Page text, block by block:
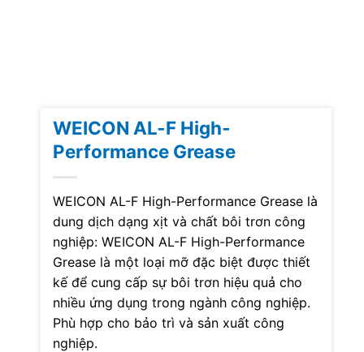
WEICON AL-F High-
Performance Grease
WEICON AL-F High-Performance Grease là
dung dịch dạng xịt và chất bôi trơn công
nghiệp: WEICON AL-F High-Performance
Grease là một loại mỡ đặc biệt được thiết
kế để cung cấp sự bôi trơn hiệu quả cho
nhiều ứng dụng trong ngành công nghiệp.
Phù hợp cho bảo trì và sản xuất công
nghiệp.